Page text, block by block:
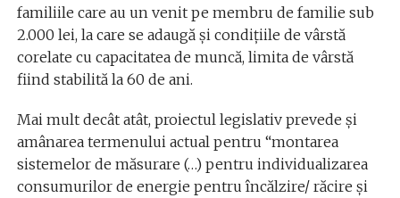
familiile care au un venit pe membru de familie sub
2.000 lei, la care se adaugă şi condițiile de vârstă
corelate cu capacitatea de muncă, limita de vârstă
fiind stabilită la 60 de ani.
Mai mult decât atât, proiectul legislativ prevede și
amânarea termenului actual pentru “montarea
sistemelor de măsurare (…) pentru individualizarea
consumurilor de energie pentru încălzire/ răcire și